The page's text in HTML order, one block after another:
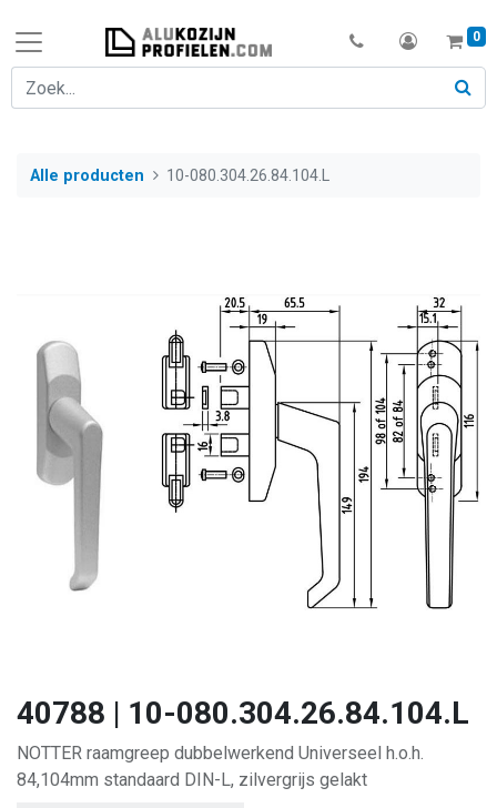
0
Alle producten 10-080.304.26.84.104.L
40788 | 10-080.304.26.84.104.L
NOTTER raamgreep dubbelwerkend Universeel h.o.h.
84,104mm standaard DIN-L, zilvergrijs gelakt